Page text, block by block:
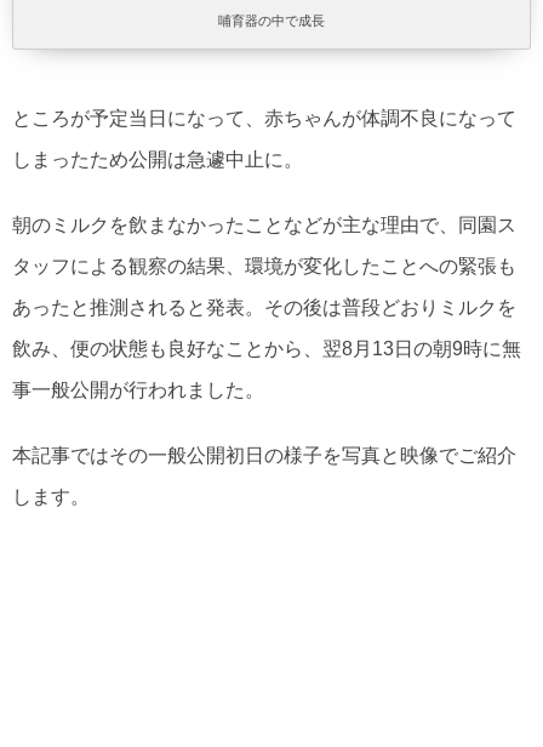
哺育器の中で成長
ところが予定当日になって、赤ちゃんが体調不良になって
しまったため公開は急遽中止に。
朝のミルクを飲まなかったことなどが主な理由で、同園ス
タッフによる観察の結果、環境が変化したことへの緊張も
あったと推測されると発表。その後は普段どおりミルクを
飲み、便の状態も良好なことから、翌8月13日の朝9時に無
事一般公開が行われました。
本記事ではその一般公開初日の様子を写真と映像でご紹介
します。